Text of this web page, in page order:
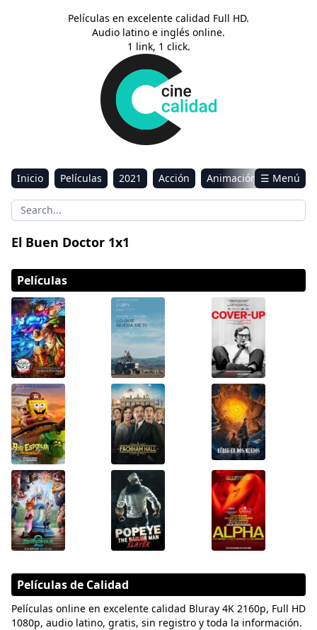
Películas en excelente calidad Full HD.
Audio latino e inglés online.
1 link, 1 click.
Inicio Películas 2021 Acción
Animación
Aventura
Ciencia ficción Comedia
Drama
☰ Menú
El Buen Doctor 1x1
Películas
Películas de Calidad
Películas online en excelente calidad Bluray 4K 2160p, Full HD
1080p, audio latino, gratis, sin registro y toda la información.